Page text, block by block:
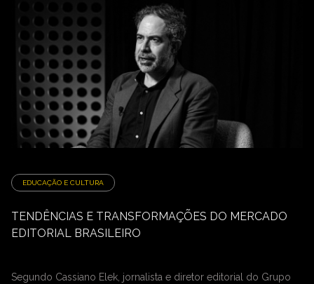
EDUCAÇÃO E CULTURA
TENDÊNCIAS E TRANSFORMAÇÕES DO MERCADO
EDITORIAL BRASILEIRO
Segundo Cassiano Elek, jornalista e diretor editorial do Grupo